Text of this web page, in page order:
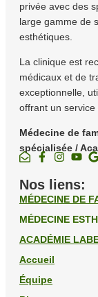
privée avec des
large gamme de
esthétiques.
La clinique est
médicaux et de
exceptionnelle,
offrant un
Médecine de
spécialisée /
Nos liens:
MÉDECINE DE
MÉDECINE
ACADÉMIE
Accueil
Équipe